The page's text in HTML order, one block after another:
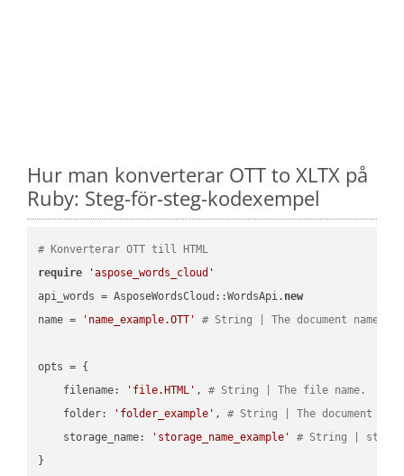
Hur man konverterar OTT to XLTX på
Ruby: Steg-för-steg-kodexempel
# Konverterar OTT till HTML
require
'aspose_words_cloud'
api_words = AsposeWordsCloud::WordsApi. new
name =
'name_example.OTT' # String | The document name.
opts = {
    filename:
'file.HTML' , # String | The file name.
    folder:
'folder_example' , # String | The document
    storage_name:
'storage_name_example'
# String |
}